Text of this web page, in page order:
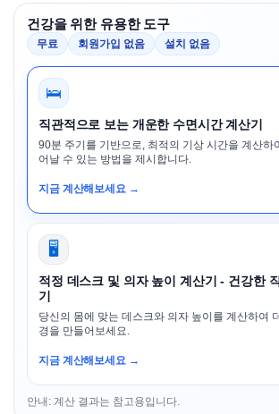
건강을 위한 유용한 도구
무료 회원가입 없음 설치 없음
🛌
직관적으로 보는 개운한 수면시간 계산기
90분 주기를 기반으로, 최적의 기상 시간을 계산하
어날 수 있는 방법을 제시합니다.
지금 계산해보세요 →
🖥️
적정 데스크 및 의자 높이 계산기 - 건강한
기
당신의 몸에 맞는 데스크와 의자 높이를 계산하여
경을 만들어보세요.
지금 계산해보세요 →
안내: 계산 결과는 참고용입니다.